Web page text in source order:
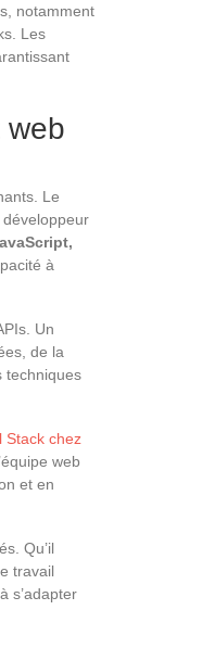
notamment
Les
web
Le
à
Un
de la
techniques
Stack chez
web
et en
Qu’il
travail
s’adapter